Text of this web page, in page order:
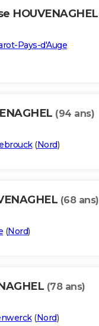
HOUVENAGHEL
Pays-d'Auge
(94 ans)
(Nord)
(68 ans)
(Nord)
(78 ans)
(Nord)